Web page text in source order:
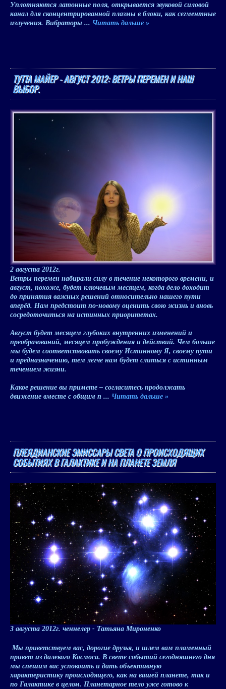
Уплотняются латонные поля, открывается звуковой силовой
канал для сконцентрированной плазмы в блоки, как сегментные
излучения. Вибраторы ... Читать дальше »
ТУТТА МАЙЕР - АВГУСТ 2012: ВЕТРЫ ПЕРЕМЕН И НАШ
ВЫБОР.
2 августа 2012г.
Ветры перемен набирали силу в течение некоторого времени, и
август, похоже, будет ключевым месяцем, когда дело доходит
до принятия важных решений относительно нашего пути
вперёд. Нам предстоит по-новому оценить свою жизнь и вновь
сосредоточиться на истинных приоритетах.
Август будет месяцем глубоких внутренних изменений и
преобразований, месяцем пробуждения и действий. Чем больше
мы будем соответствовать своему Истинному Я, своему пути
и предназначению, тем легче нам будет слиться с истинным
течением жизни.
Какое решение вы примете – согласитесь продолжать
движение вместе с общим п ... Читать дальше »
ПЛЕЯДИАНСКИЕ ЭМИССАРЫ СВЕТА О ПРОИСХОДЯЩИХ
СОБЫТИЯХ В ГАЛАКТИКЕ И НА ПЛАНЕТЕ ЗЕМЛЯ
3 августа 2012г. ченнелер - Татьяна Мироненко
Мы приветствуем вас, дорогие друзья, и шлем вам пламенный
привет из далекого Космоса. В свете событий сегодняшнего дня
мы спешим вас успокоить и дать объективную
характеристику происходящего, как на вашей планете, так и
по Галактике в целом. Планетарное тело уже готово к